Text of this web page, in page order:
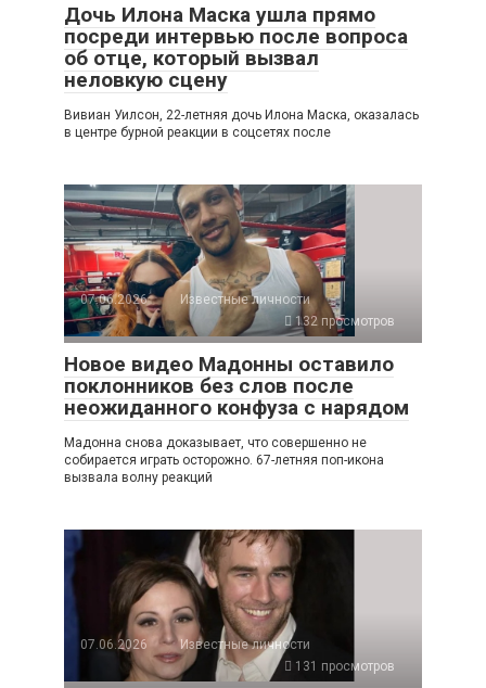
Дочь Илона Маска ушла прямо
посреди интервью после вопроса
об отце, который вызвал
неловкую сцену
Вивиан Уилсон, 22-летняя дочь Илона Маска, оказалась
в центре бурной реакции в соцсетях после
07.06.2026
Известные личности
132 просмотров
Новое видео Мадонны оставило
поклонников без слов после
неожиданного конфуза с нарядом
Мадонна снова доказывает, что совершенно не
собирается играть осторожно. 67-летняя поп-икона
вызвала волну реакций
07.06.2026
Известные личности
131 просмотров